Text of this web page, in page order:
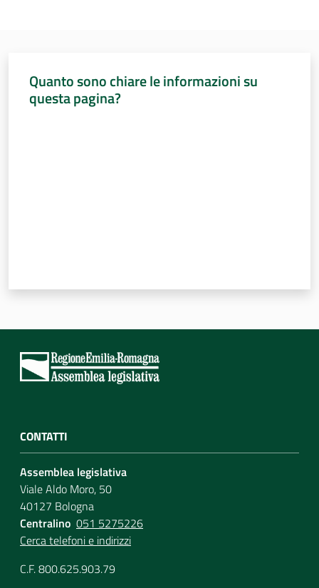
Quanto sono chiare le informazioni su
questa pagina?
CONTATTI
Assemblea legislativa
Viale Aldo Moro, 50
40127 Bologna
Centralino 051 5275226
Cerca telefoni e indirizzi
C.F. 800.625.903.79